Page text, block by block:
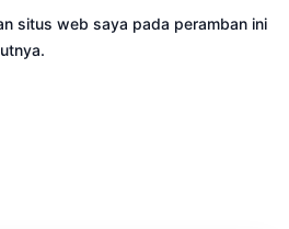
situs web saya pada peramban ini